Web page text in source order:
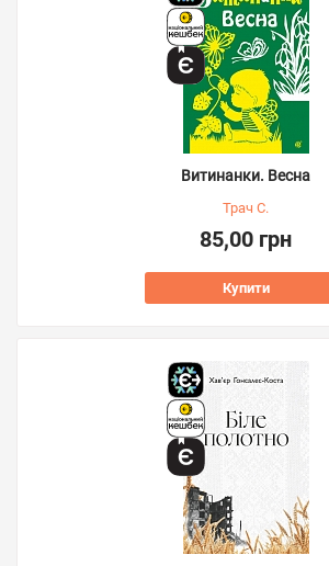
Витинанки. Весна
Трач С.
85,00 грн
Купити